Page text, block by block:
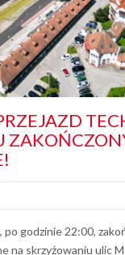
po godzinie 22:00,
na skrzyżowaniu ulic